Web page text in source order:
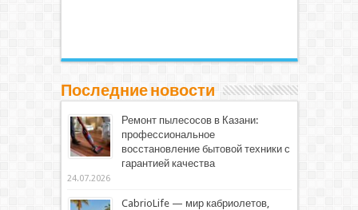
Последние новости
Ремонт пылесосов в Казани:
профессиональное
восстановление бытовой техники с
гарантией качества
24.07.2026
CabrioLife — мир кабриолетов,